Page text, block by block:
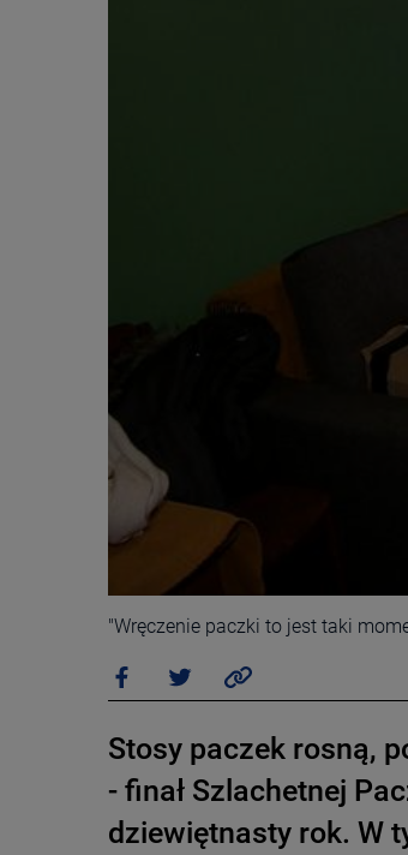
"Wręczenie paczki to jest taki
Stosy paczek rosną,
- finał Szlachetnej
dziewiętnasty rok. W